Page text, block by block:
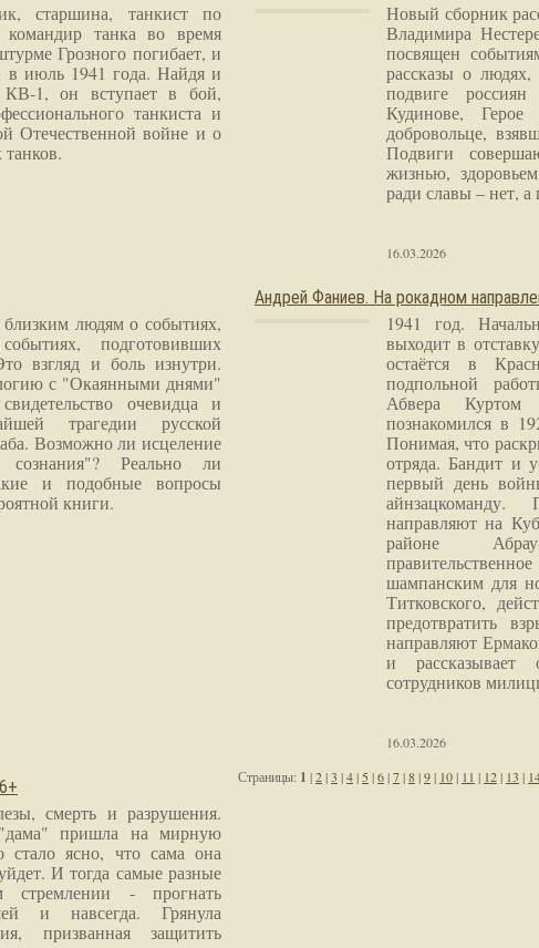
старшина, танкист по
командир танка во время
Грозного погибает, и
в июль 1941 года. Найдя и
КВ-1, он вступает в бой,
танкиста и
Отечественной войне и о
Новый сборник
Владимира
посвящен
рассказы о
подвиге
Кудинове,
добровольце,
Подвиги
жизнью,
ради славы – нет, а
16.03.2026
людям о событиях,
подготовивших
взгляд и боль изнутри.
с "Окаянными днями"
очевидца и
трагедии русской
Возможно ли исцеление
сознания"? Реально ли
и подобные вопросы
книги.
Андрей Фаниев. На рокадном
1941 год.
выходит в
остаётся в
подпольной
Абвера
познакомился в
Понимая, что
отряда. Бандит и
первый день
направляют на
районе
шампанским для
Титковского,
предотвратить
направляют
и рассказывает
сотрудников
16.03.2026
смерть и разрушения.
пришла на мирную
стало ясно, что сама она
И тогда самые разные
- прогнать
и навсегда. Грянула
призванная защитить
Страницы: 1 |2|3 |4| 5 |6|7|8|9| 10| 11 | 12| 13 |